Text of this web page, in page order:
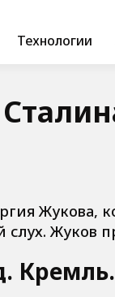
Технологии
Жукова,
Жуков